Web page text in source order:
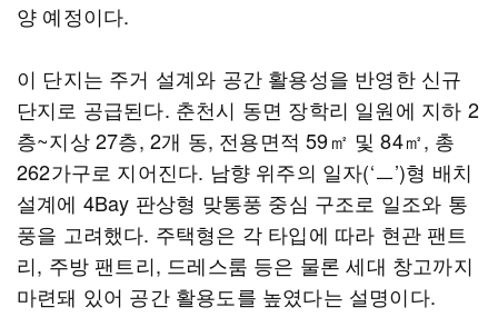
양 예정이다.
이 단지는 주거 설계와 공간 활용성을 반영한 신규
단지로 공급된다. 춘천시 동면 장학리 일원에 지하 2
층~지상 27층, 2개 동, 전용면적 59㎡ 및 84㎡, 총
262가구로 지어진다. 남향 위주의 일자(‘ㅡ’)형 배치
설계에 4Bay 판상형 맞통풍 중심 구조로 일조와 통
풍을 고려했다. 주택형은 각 타입에 따라 현관 팬트
리, 주방 팬트리, 드레스룸 등은 물론 세대 창고까지
마련돼 있어 공간 활용도를 높였다는 설명이다.